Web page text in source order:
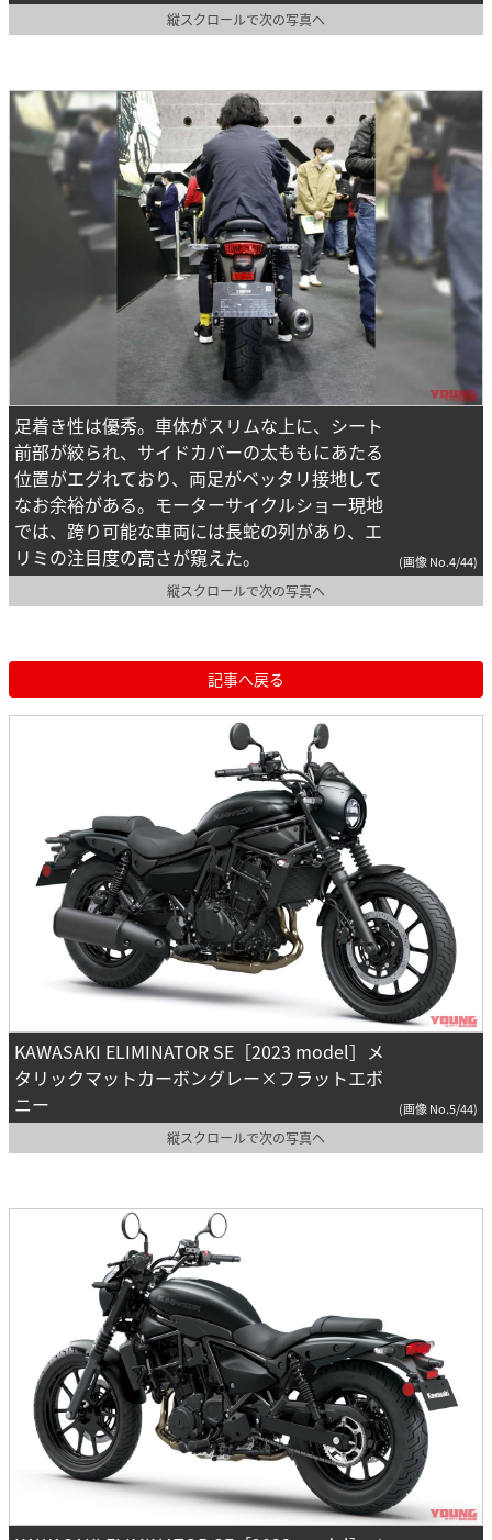
縦スクロールで次の写真へ
足着き性は優秀。車体がスリムな上に、シート
前部が絞られ、サイドカバーの太ももにあたる
位置がエグれており、両足がベッタリ接地して
なお余裕がある。モーターサイクルショー現地
では、跨り可能な車両には長蛇の列があり、エ
リミの注目度の高さが窺えた。
(画像 No.4/44)
縦スクロールで次の写真へ
記事へ戻る
KAWASAKI ELIMINATOR SE［2023 model］メ
タリックマットカーボングレー×フラットエボ
ニー
(画像 No.5/44)
縦スクロールで次の写真へ